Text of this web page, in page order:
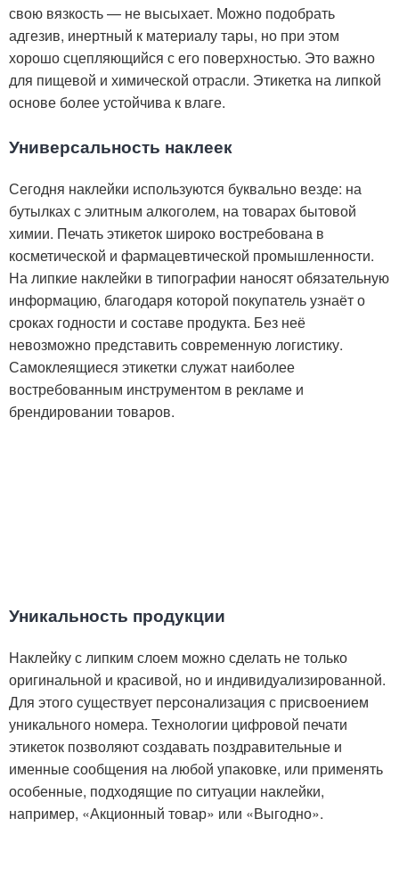
свою вязкость — не высыхает. Можно подобрать
адгезив, инертный к материалу тары, но при этом
хорошо сцепляющийся с его поверхностью. Это важно
для пищевой и химической отрасли. Этикетка на липкой
основе более устойчива к влаге.
Универсальность наклеек
Сегодня наклейки используются буквально везде: на
бутылках с элитным алкоголем, на товарах бытовой
химии. Печать этикеток широко востребована в
косметической и фармацевтической промышленности.
На липкие наклейки в типографии наносят обязательную
информацию, благодаря которой покупатель узнаёт о
сроках годности и составе продукта. Без неё
невозможно представить современную логистику.
Самоклеящиеся этикетки служат наиболее
востребованным инструментом в рекламе и
брендировании товаров.
Уникальность продукции
Наклейку с липким слоем можно сделать не только
оригинальной и красивой, но и индивидуализированной.
Для этого существует персонализация с присвоением
уникального номера. Технологии цифровой печати
этикеток позволяют создавать поздравительные и
именные сообщения на любой упаковке, или применять
особенные, подходящие по ситуации наклейки,
например, «Акционный товар» или «Выгодно».